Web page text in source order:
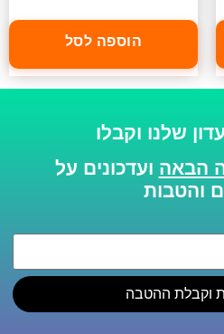
הוספה לסל
שלנו וקבלו
ועדכונים על
והטבות
וקבלת ההטבה